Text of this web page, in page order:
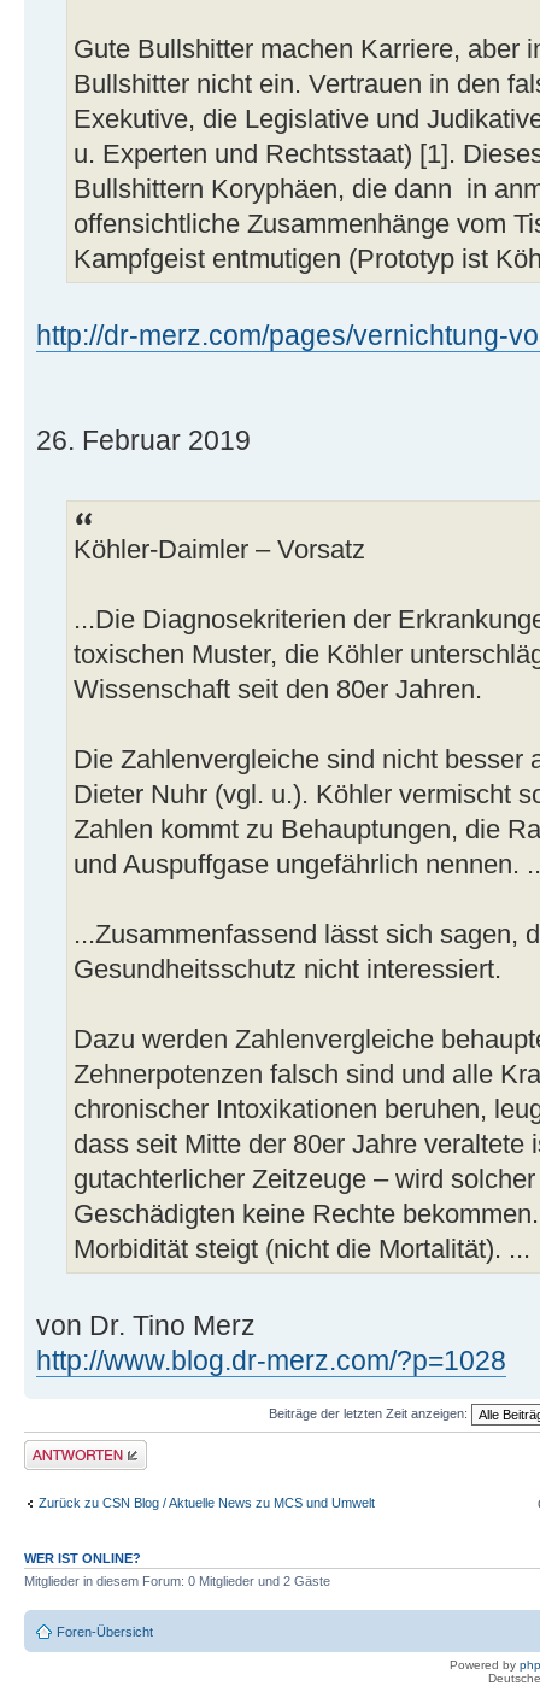
Gute Bullshitter machen Karriere, aber
Bullshitter nicht ein. Vertrauen in den
Exekutive, die Legislative und
u. Experten und Rechtsstaat) [1].
Bullshittern Koryphäen, die dann in
offensichtliche Zusammenhänge vom
Kampfgeist entmutigen (Prototyp ist
http://dr-merz.com/pages/vernichtung-
26. Februar 2019
Köhler-Daimler – Vorsatz
...Die Diagnosekriterien der
toxischen Muster, die Köhler
Wissenschaft seit den 80er Jahren.
Die Zahlenvergleiche sind nicht besser
Dieter Nuhr (vgl. u.). Köhler vermischt
Zahlen kommt zu Behauptungen, die
und Auspuffgase ungefährlich nennen.
...Zusammenfassend lässt sich sagen,
Gesundheitsschutz nicht interessiert.
Dazu werden Zahlenvergleiche
Zehnerpotenzen falsch sind und alle
chronischer Intoxikationen beruhen,
dass seit Mitte der 80er Jahre veraltete
gutachterlicher Zeitzeuge – wird
Geschädigten keine Rechte
Morbidität steigt (nicht die Mortalität). ...
von Dr. Tino Merz
http://www.blog.dr-merz.com/?p=1028
Beiträge der letzten Zeit anzeigen:
Antwort erstellen
Zurück zu CSN Blog / Aktuelle News zu MCS und Umwelt
WER IST ONLINE?
Mitglieder in diesem Forum: 0 Mitglieder und 2 Gäste
Foren-Übersicht
Powered by